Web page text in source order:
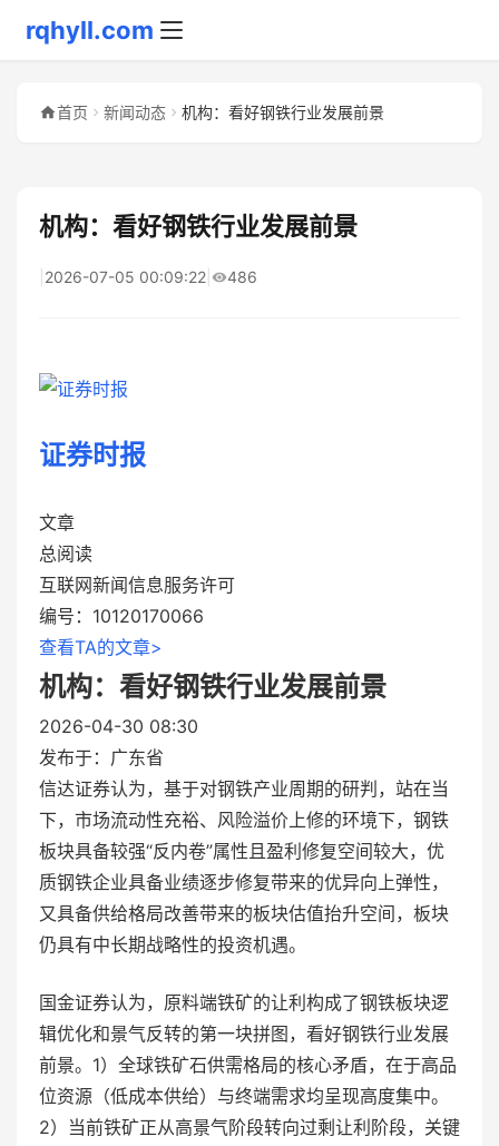
rqhyll.com
首页 新闻动态 机构：看好钢铁行业发展前景
机构：看好钢铁行业发展前景
2026-07-05 00:09:22 486
证券时报
文章
总阅读
互联网新闻信息服务许可
编号：10120170066
查看TA的文章>
机构：看好钢铁行业发展前景
2026-04-30 08:30
发布于： 广东省
信达证券认为，基于对钢铁产业周期的研判，站在当
下，市场流动性充裕、风险溢价上修的环境下，钢铁
板块具备较强“反内卷”属性且盈利修复空间较大，优
质钢铁企业具备业绩逐步修复带来的优异向上弹性，
又具备供给格局改善带来的板块估值抬升空间，板块
仍具有中长期战略性的投资机遇。
国金证券认为，原料端铁矿的让利构成了钢铁板块逻
辑优化和景气反转的第一块拼图，看好钢铁行业发展
前景。1）全球铁矿石供需格局的核心矛盾，在于高品
位资源（低成本供给）与终端需求均呈现高度集中。
2）当前铁矿正从高景气阶段转向过剩让利阶段，关键